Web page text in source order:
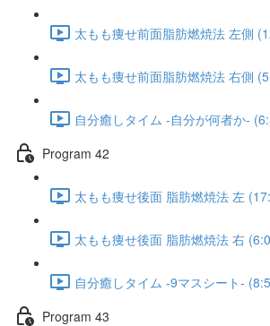
太もも痩せ前面脂肪燃焼法 左側
太もも痩せ前面脂肪燃焼法 右側
自分癒しタイム -自分が何者か-
Program 42
太もも痩せ後面 脂肪燃焼法 左
太もも痩せ後面 脂肪燃焼法 右
自分癒しタイム -9マスシート-
Program 43